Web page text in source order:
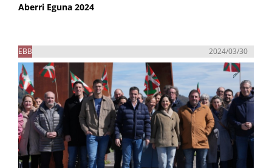
Aberri Eguna 2024
EBB 2024/03/30